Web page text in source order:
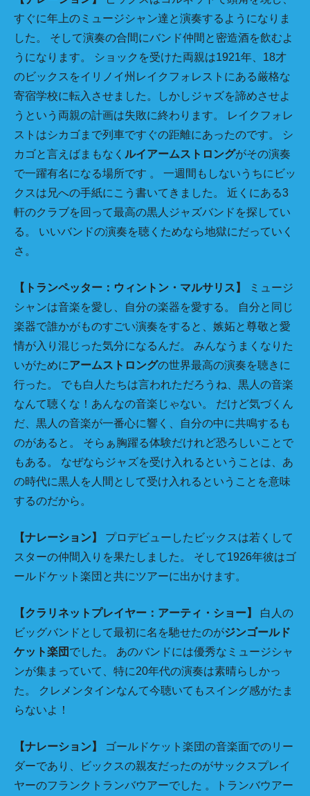
すぐに年上のミュージシャン達と演奏するようになりま
した。 そして演奏の合間にバンド仲間と密造酒を飲むよ
うになります。 ショックを受けた両親は1921年、18才
のビックスをイリノイ州レイクフォレストにある厳格な
寄宿学校に転入させました。しかしジャズを諦めさせよ
うという両親の計画は失敗に終わります。 レイクフォレ
ストはシカゴまで列車ですぐの距離にあったのです。 シ
カゴと言えばまもなく ルイアームストロングがその演奏
で一躍有名になる場所です 。 一週間もしないうちにビッ
クスは兄への手紙にこう書いてきました。 近くにある3
軒のクラブを回って最高の黒人ジャズバンドを探してい
る。 いいバンドの演奏を聴くためなら地獄にだっていく
さ。
【トランペッター：ウィントン・マルサリス】
ミュージ
シャンは音楽を愛し、自分の楽器を愛する。 自分と同じ
楽器で誰かがものすごい演奏をすると、嫉妬と尊敬と愛
情が入り混じった気分になるんだ。 みんなうまくなりた
いがためにアームストロングの世界最高の演奏を聴きに
行った。 でも白人たちは言われただろうね、黒人の音楽
なんて聴くな！あんなの音楽じゃない。 だけど気づくん
だ、黒人の音楽が一番心に響く、自分の中に共鳴するも
のがあると。 そらぁ胸躍る体験だけれど恐ろしいことで
もある。 なぜならジャズを受け入れるということは、あ
の時代に黒人を人間として受け入れるということを意味
するのだから。
【ナレーション】
プロデビューしたビックスは若くして
スターの仲間入りを果たしました。 そして1926年彼はゴ
ールドケット楽団と共にツアーに出かけます。
【クラリネットプレイヤー：アーティ・ショー】
白人の
ビッグバンドとして最初に名を馳せたのがジンゴールド
ケット楽団 でした。 あのバンドには優秀なミュージシャ
ンが集まっていて、特に20年代の演奏は素晴らしかっ
た。 クレメンタインなんて今聴いてもスイング感がたま
らないよ！
【ナレーション】
ゴールドケット楽団の音楽面でのリー
ダーであり、ビックスの親友だったのがサックスプレイ
ヤーのフランクトランバウアーでした 。トランバウアー